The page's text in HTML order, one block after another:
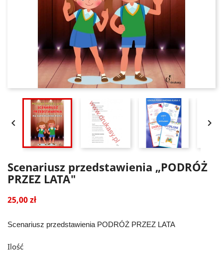
 
Scenariusz przedstawienia „PODRÓŻ
PRZEZ LATA"
25,00 zł
Scenariusz przedstawienia PODRÓŻ PRZEZ LATA
Ilość